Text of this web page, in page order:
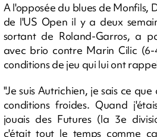
A l'opposée du blues de Monfils,
de l'US Open il y a deux
sortant de Roland-Garros, a
avec brio contre Marin Cilic
conditions de jeu qui lui ont
"Je suis Autrichien, je sais ce
conditions froides. Quand
jouais des Futures (la 3e
c'était tout le temps comme